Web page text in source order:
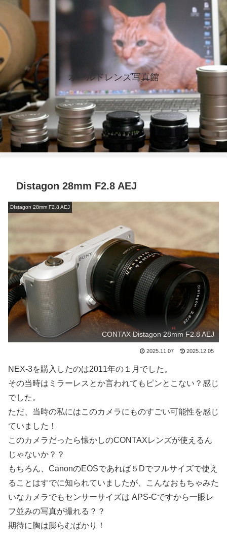
オールドレンズ写真館
Distagon 28mm F2.8 AEJ
DIstagon 28mm F2.8 AEJ
CONTAX Distagon 28mm F2.8 AEJ
2025.11.07 2025.12.05
NEX-3を購入したのは2011年の１月でした。
その当時はミラーレスとか言われてもピンとこない？感じ
でした。
ただ、当時の私にはこのカメラにものすごい可能性を感じ
ていました！
このカメラだったら懐かしのCONTAXレンズが使えるん
じゃないか？？
もちろん、CanonのEOSであれば５Dでフルサイズで使え
ることはすでに知られていましたが、こんなおもちゃみた
いなカメラでもセンサーサイズは APS-Cですから一眼レ
フ並みの写真が撮れる？？
期待に胸は膨らむばかり！